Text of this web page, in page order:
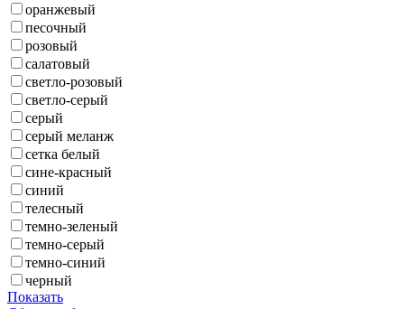
оранжевый
песочный
розовый
салатовый
светло-розовый
светло-серый
серый
серый меланж
сетка белый
сине-красный
синий
телесный
темно-зеленый
темно-серый
темно-синий
черный
Показать